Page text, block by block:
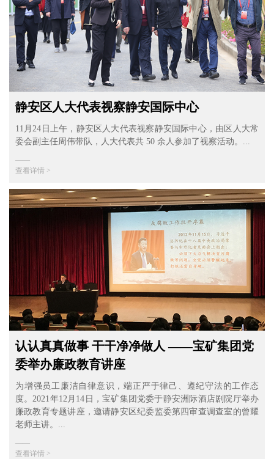
静安区人大代表视察静安国际中心
11月24日上午，静安区人大代表视察静安国际中心，由区人大常
委会副主任周伟带队，人大代表共 50 余人参加了视察活动。...
——
查看详情 >
认认真真做事 干干净净做人 ——宝矿集团党
委举办廉政教育讲座
为增强员工廉洁自律意识，端正严于律己、遵纪守法的工作态
度。2021年12月14日，宝矿集团党委于静安洲际酒店剧院厅举办
廉政教育专题讲座，邀请静安区纪委监委第四审查调查室的曾耀
老师主讲。...
——
查看详情 >